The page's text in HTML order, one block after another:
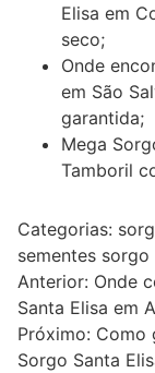
Elisa em
seco;
Onde
em São
garantida;
Mega
Tamboril
Categorias:
sementes sorgo
Navegação
de
Post
Anterior: Onde
Santa Elisa em
Próximo: Como
Sorgo Santa